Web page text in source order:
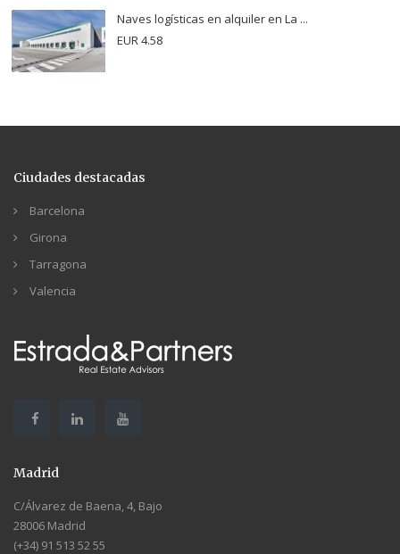
Naves logísticas en alquiler en La ...
EUR 4.58
Ciudades destacadas
Barcelona
Girona
Tarragona
Valencia
Madrid
C/Álvarez de Baena, 4, Bajo
28006 Madrid
(+34) 91 513 52 55